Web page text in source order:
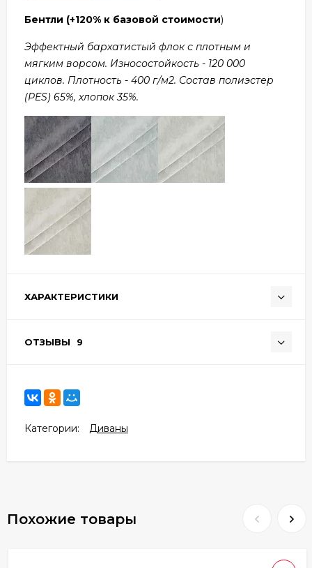
Бентли (+120% к базовой стоимости)
Эффектный бархатистый флок с плотным и
мягким ворсом. Износостойкость - 120 000
циклов. Плотность - 400 г/м2. Состав полиэстер
(PES) 65%, хлопок 35%.
ХАРАКТЕРИСТИКИ
ОТЗЫВЫ 9
Категории: Диваны
Похожие товары